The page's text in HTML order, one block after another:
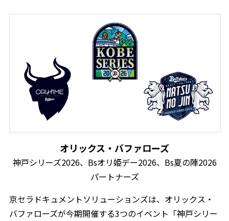
オリックス‧バファローズ
神戸シリーズ2026、Bsオリ姫デー2026、Bs夏の陣2026
パートナーズ
京セラドキュメントソリューションズは、オリックス‧
バファローズが今期開催する3つのイベント「神戸シリー